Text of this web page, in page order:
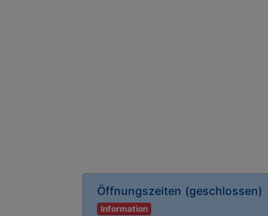
Öffnungszeiten (geschlossen)
Information